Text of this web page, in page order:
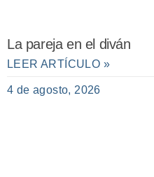
La pareja en el diván
LEER ARTÍCULO »
4 de agosto, 2026